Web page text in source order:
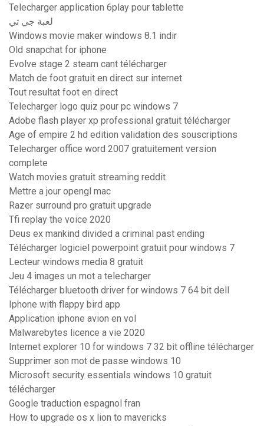
Telecharger application 6play pour tablette
لعبة جي تي
Windows movie maker windows 8.1 indir
Old snapchat for iphone
Evolve stage 2 steam cant télécharger
Match de foot gratuit en direct sur internet
Tout resultat foot en direct
Telecharger logo quiz pour pc windows 7
Adobe flash player xp professional gratuit télécharger
Age of empire 2 hd edition validation des souscriptions
Telecharger office word 2007 gratuitement version
complete
Watch movies gratuit streaming reddit
Mettre a jour opengl mac
Razer surround pro gratuit upgrade
Tfi replay the voice 2020
Deus ex mankind divided a criminal past ending
Télécharger logiciel powerpoint gratuit pour windows 7
Lecteur windows media 8 gratuit
Jeu 4 images un mot a telecharger
Télécharger bluetooth driver for windows 7 64 bit dell
Iphone with flappy bird app
Application iphone avion en vol
Malwarebytes licence a vie 2020
Internet explorer 10 for windows 7 32 bit offline télécharger
Supprimer son mot de passe windows 10
Microsoft security essentials windows 10 gratuit
télécharger
Google traduction espagnol fran
How to upgrade os x lion to mavericks